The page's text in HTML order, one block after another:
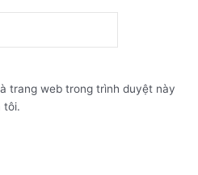
trang web trong trình duyệt này
tôi.